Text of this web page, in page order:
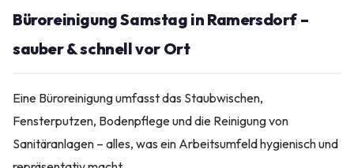
Büroreinigung Samstag in Ramersdorf –
sauber & schnell vor Ort
Eine Büroreinigung umfasst das Staubwischen,
Fensterputzen, Bodenpflege und die Reinigung von
Sanitäranlagen – alles, was ein Arbeitsumfeld hygienisch und